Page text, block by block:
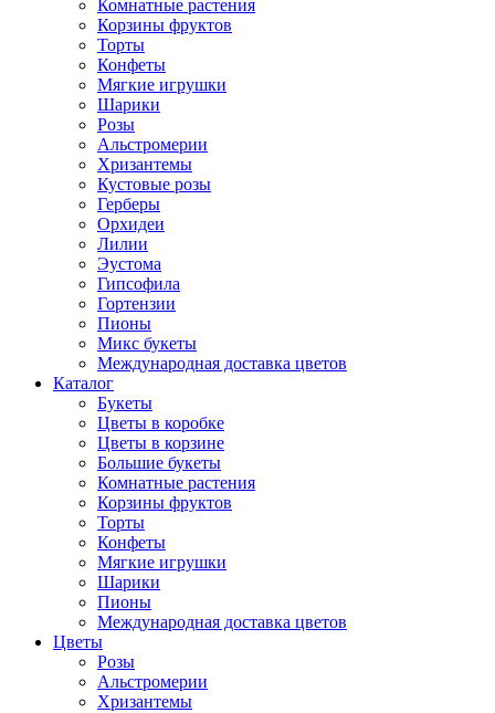
Комнатные растения
Корзины фруктов
Торты
Конфеты
Мягкие игрушки
Шарики
Розы
Альстромерии
Хризантемы
Кустовые розы
Герберы
Орхидеи
Лилии
Эустома
Гипсофила
Гортензии
Пионы
Микс букеты
Международная доставка цветов
Каталог
Букеты
Цветы в коробке
Цветы в корзине
Большие букеты
Комнатные растения
Корзины фруктов
Торты
Конфеты
Мягкие игрушки
Шарики
Пионы
Международная доставка цветов
Цветы
Розы
Альстромерии
Хризантемы